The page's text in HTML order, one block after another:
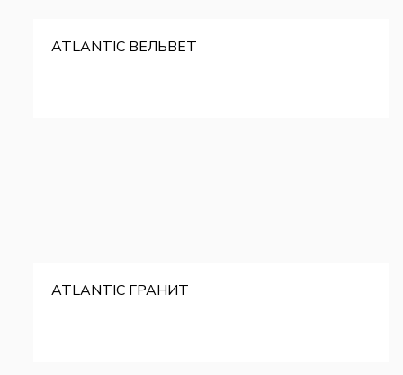
ATLANTIC ВЕЛЬВЕТ
ATLANTIC ГРАНИТ